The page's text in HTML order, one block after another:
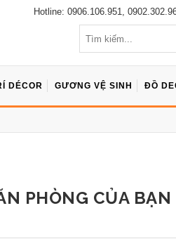
Hotline: 0906.106.951,
DÉCOR GƯƠNG VỆ SINH ĐỒ
PHÒNG CỦA BẠN